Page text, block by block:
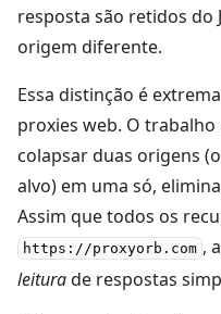
resposta são retidos do
origem diferente.
Essa distinção é
proxies web. O
colapsar duas origens
alvo) em uma só,
Assim que todos os
https://proxyorb.com ,
leiturade respostas